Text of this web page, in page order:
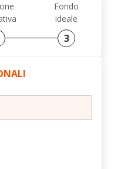
Fondo
ideale
3